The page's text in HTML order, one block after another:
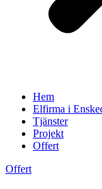
Hem
Elfirma i
Tjänster
Projekt
Offert
Offert